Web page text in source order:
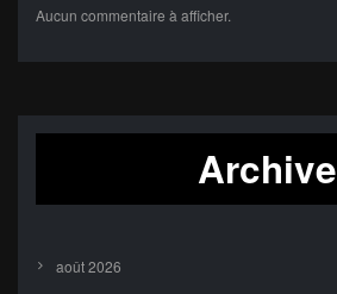
Aucun commentaire à afficher.
Archive
août 2026